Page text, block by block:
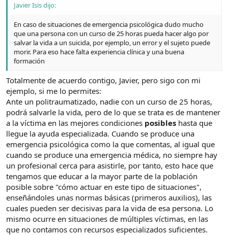
Javier Isis dijo:
En caso de situaciones de emergencia psicológica dudo mucho
que una persona con un curso de 25 horas pueda hacer algo por
salvar la vida a un suicida, por ejemplo, un error y el sujeto puede
morir. Para eso hace falta experiencia clínica y una buena
formación
Totalmente de acuerdo contigo, Javier, pero sigo con mi
ejemplo, si me lo permites:
Ante un politraumatizado, nadie con un curso de 25 horas,
podrá salvarle la vida, pero de lo que se trata es de mantener
a la víctima en las mejores condiciones posibles hasta que
llegue la ayuda especializada. Cuando se produce una
emergencia psicológica como la que comentas, al igual que
cuando se produce una emergencia médica, no siempre hay
un profesional cerca para asistirle, por tanto, esto hace que
tengamos que educar a la mayor parte de la población
posible sobre "cómo actuar en este tipo de situaciones",
enseñándoles unas normas básicas (primeros auxilios), las
cuales pueden ser decisivas para la vida de esa persona. Lo
mismo ocurre en situaciones de múltiples víctimas, en las
que no contamos con recursos especializados suficientes.